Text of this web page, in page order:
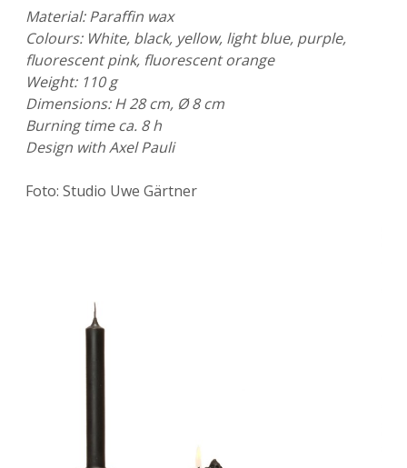
Material: Paraffin wax
Colours: White, black, yellow, light blue, purple,
fluorescent pink, fluorescent orange
Weight: 110 g
Dimensions: H 28 cm, Ø 8 cm
Burning time ca. 8 h
Design with Axel Pauli
Foto: Studio Uwe Gärtner